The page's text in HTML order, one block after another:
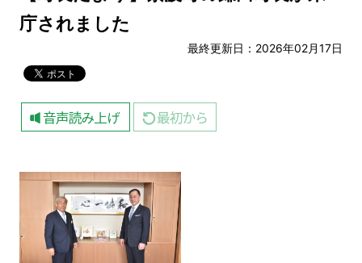
庁されました
最終更新日：2026年02月17日